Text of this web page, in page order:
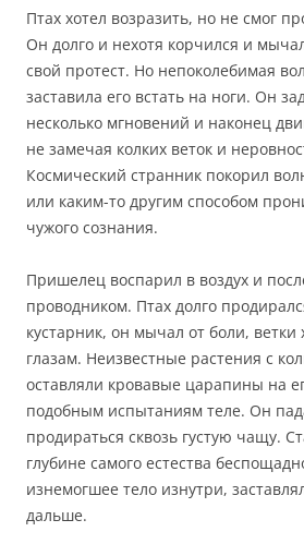
Птах хотел возразить, но не смог
Он долго и нехотя корчился и
свой протест. Но непоколебимая
заставила его встать на ноги. Он
несколько мгновений и наконец
не замечая колких веток и
Космический странник покорил
или каким-то другим способом
чужого сознания.
Пришелец воспарил в воздух и
проводником. Птах долго
кустарник, он мычал от боли, ветки
глазам. Неизвестные растения с
оставляли кровавые царапины на
подобным испытаниям теле. Он
продираться сквозь густую чащу.
глубине самого естества
изнемогшее тело изнутри,
дальше.